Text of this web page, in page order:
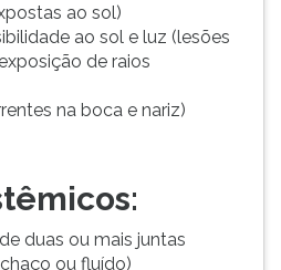
ao sol)
ao sol e luz (lesões
de raios
na boca e nariz)
duas ou mais juntas
ou fluído)